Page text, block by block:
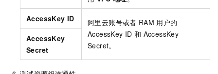
AccessKey ID 阿里云账号或者 RAM 用户的
AccessKey ID 和 AccessKey
Secret。
AccessKey
Secret